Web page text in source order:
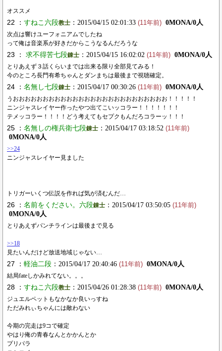
オススメ
22 ： すねこ六段教士 ：2015/04/15 02:01:33 (11年前) 0MONA/0人
次点は響けユーフォニアムでしたね
って俺は音楽系が好きだからこうなるんだろうな
23 ： 求不得苦七段錬士 ：2015/04/15 16:02:02 (11年前) 0MONA/0人
とりあえず３話くらいまでは出来る限り全部見てみる！
今のところ長門有希ちゃんとダンまちは最後まで視聴確定。
24 ： 名無し七段錬士 ：2015/04/17 00:30:26 (11年前) 0MONA/0人
うおおおおおおおおおおおおおおおおおおおおおおおおおお！！！！！
ニンジャスレイヤー作ったやつ出てこいッコラー！！！！！！！
テメッコラー！！！！どう考えてもセプクもんだろコラーッ！！！
25 ： 名無しの権兵衛七段錬士 ：2015/04/17 03:18:52 (11年前)
0MONA/0人
>>24
ニンジャスレイヤー見ました
トリガーいくつ伝説を作れば気が済むんだ…
26 ： 名前をください。六段錬士 ：2015/04/17 03:50:05 (11年前)
0MONA/0人
とりあえずパンチラインは最後まで見る
>>18
見たいんだけど放送地域じゃない…
27 ： 軽油二段 ：2015/04/17 20:40:46 (11年前) 0MONA/0人
結局fateしかみれてない。。。
28 ： すねこ六段教士 ：2015/04/26 01:28:38 (11年前) 0MONA/0人
ジュエルペットもなかなか良いっすね
ただみれぃちゃんには敵わない
今期の完走は9コで確定
やはり俺の青春なんとかかんとか
プリパラ